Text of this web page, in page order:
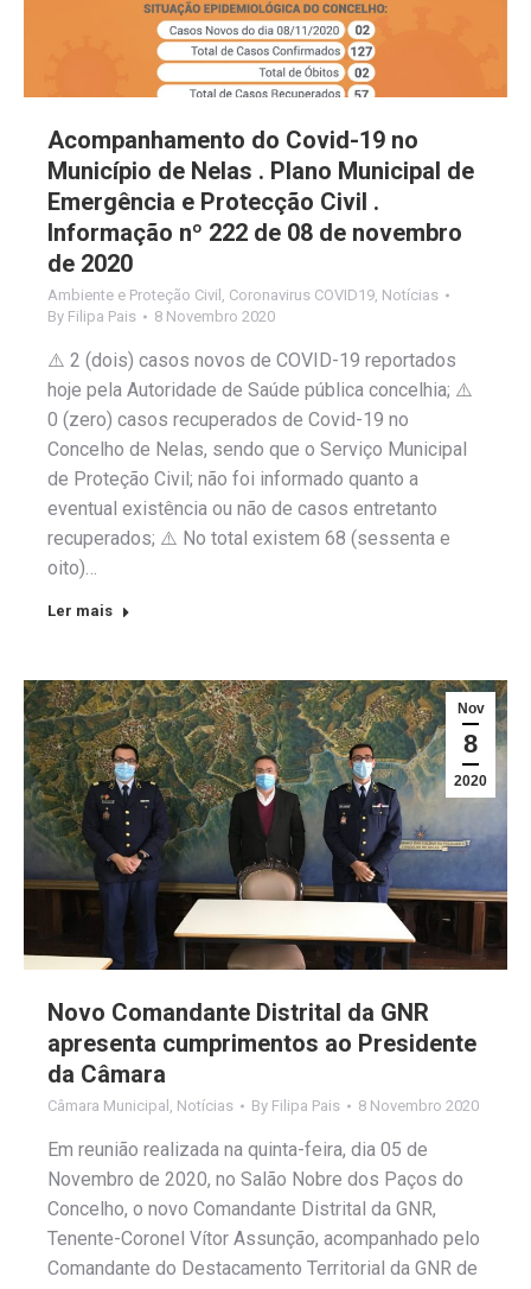
Acompanhamento do Covid-19 no
Município de Nelas . Plano Municipal de
Emergência e Protecção Civil .
Informação nº 222 de 08 de novembro
de 2020
Ambiente e Proteção Civil Coronavirus COVID19 Notícias
By Filipa Pais 8 Novembro 2020
⚠️ 2 (dois) casos novos de COVID-19 reportados
hoje pela Autoridade de Saúde pública concelhia; ⚠️
0 (zero) casos recuperados de Covid-19 no
Concelho de Nelas, sendo que o Serviço Municipal
de Proteção Civil; não foi informado quanto a
eventual existência ou não de casos entretanto
recuperados; ⚠️ No total existem 68 (sessenta e
oito)…
Ler mais
Nov
8
2020
Novo Comandante Distrital da GNR
apresenta cumprimentos ao Presidente
da Câmara
Câmara Municipal Notícias By Filipa Pais 8 Novembro 2020
Em reunião realizada na quinta-feira, dia 05 de
Novembro de 2020, no Salão Nobre dos Paços do
Concelho, o novo Comandante Distrital da GNR,
Tenente-Coronel Vítor Assunção, acompanhado pelo
Comandante do Destacamento Territorial da GNR de